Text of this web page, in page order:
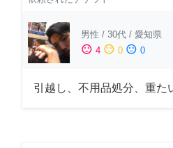
男性 / 30代 / 愛知県
sentiment_satisfied 4 sentiment_neutral 0 sentiment_dissatisfied 0
引越し、不用品処分、重た